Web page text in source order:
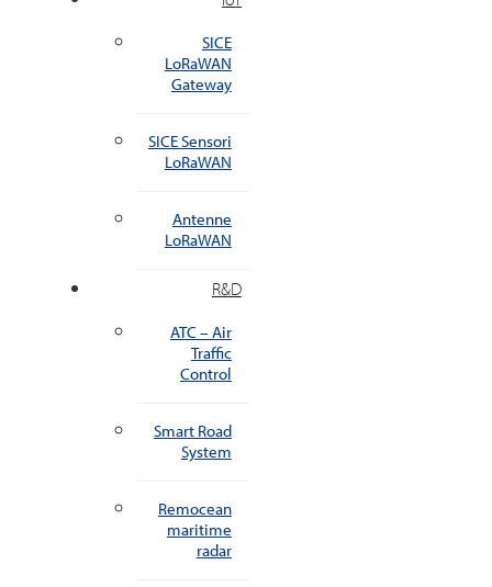
SICE
LoRaWAN
Gateway
SICE Sensori
LoRaWAN
Antenne
LoRaWAN
R&D
ATC – Air
Traffic
Control
Smart Road
System
Remocean
maritime
radar